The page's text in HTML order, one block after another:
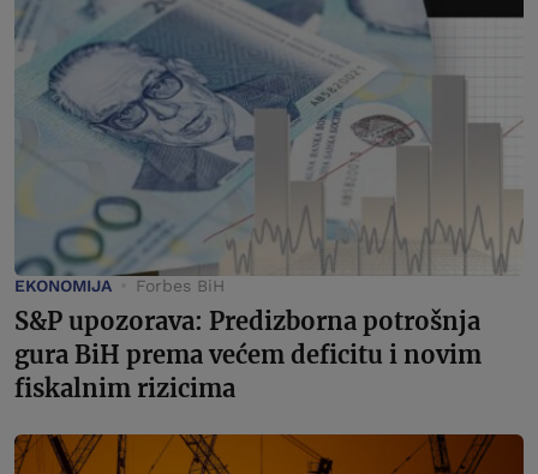
EKONOMIJA Forbes BiH
S&P upozorava: Predizborna potrošnja
gura BiH prema većem deficitu i novim
fiskalnim rizicima